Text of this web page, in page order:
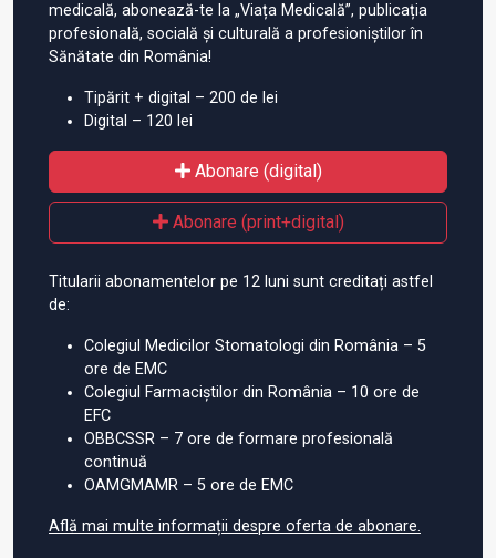
medicală, abonează-te la „Viața Medicală”, publicația
profesională, socială și culturală a profesioniștilor în
Sănătate din România!
Tipărit + digital – 200 de lei
Digital – 120 lei
Abonare (digital)
Abonare (print+digital)
Titularii abonamentelor pe 12 luni sunt creditați astfel
de:
Colegiul Medicilor Stomatologi din România – 5
ore de EMC
Colegiul Farmaciștilor din România – 10 ore de
EFC
OBBCSSR – 7 ore de formare profesională
continuă
OAMGMAMR – 5 ore de EMC
Află mai multe informații despre oferta de abonare.